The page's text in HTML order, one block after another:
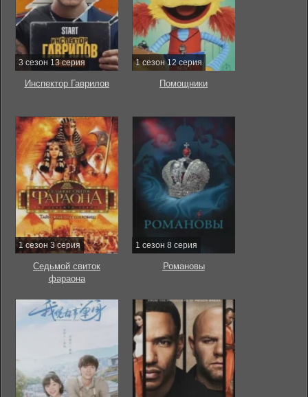
3 сезон 13 серия
Инспектор Гаврилов
1 сезон 12 серия
Помощники
1 сезон 3 серия
Седьмой свиток
фараона
1 сезон 8 серия
Романовы